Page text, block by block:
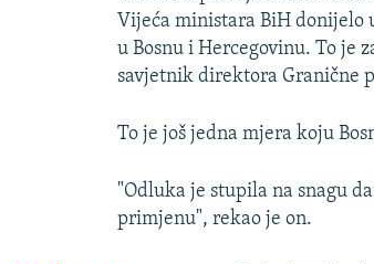
Vijeća ministara BiH donijelo
u Bosnu i Hercegovinu. To je
savjetnik direktora Granične
To je još jedna mjera koju
"Odluka je stupila na snagu
primjenu", rekao je on.